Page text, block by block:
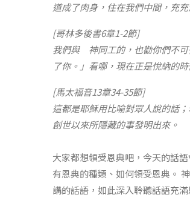
道成了肉身，住在我們中間，充
[哥林多後書6章1-2節]
我們與 神同工的，也勸你們不可
了你。」看哪，現在正是悅納的
[馬太福音13章34-35節]
這都是耶穌用比喻對眾人說的話
創世以來所隱藏的事發明出來。
大家都想領受恩典吧，今天的話
有恩典的種類、如何領受恩典。
講的話語，如此深入聆聽話語充